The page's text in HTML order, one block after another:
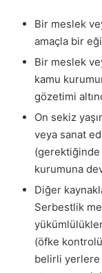
Bir meslek
amaçla bir
Bir meslek
kamu
gözetimi
On sekiz
veya sanat
(gerektiğinde
kurumuna
Diğer
Serbestlik
(öfke
belirli yerlere